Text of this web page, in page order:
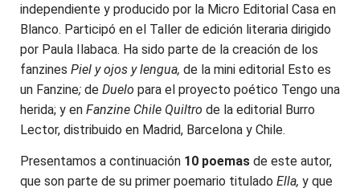
independiente y producido por la Micro Editorial Casa en
Blanco. Participó en el Taller de edición literaria dirigido
por Paula Ilabaca. Ha sido parte de la creación de los
fanzines Piel y ojos y lengua, de la mini editorial Esto es
un Fanzine; de Duelo para el proyecto poético Tengo una
herida; y en Fanzine Chile Quiltro de la editorial Burro
Lector, distribuido en Madrid, Barcelona y Chile.
Presentamos a continuación 10 poemas de este autor,
que son parte de su primer poemario titulado Ella, y que